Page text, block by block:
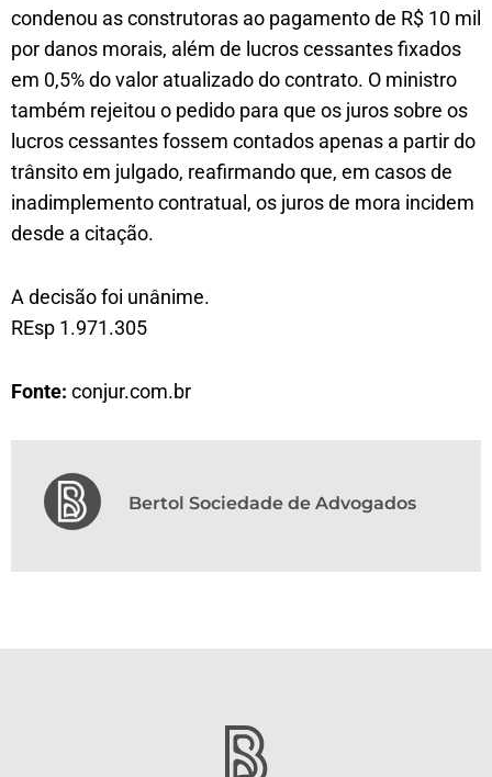
condenou as construtoras ao pagamento de R$ 10 mil
por danos morais, além de lucros cessantes fixados
em 0,5% do valor atualizado do contrato. O ministro
também rejeitou o pedido para que os juros sobre os
lucros cessantes fossem contados apenas a partir do
trânsito em julgado, reafirmando que, em casos de
inadimplemento contratual, os juros de mora incidem
desde a citação.
A decisão foi unânime.
REsp 1.971.305
Fonte: conjur.com.br
Bertol Sociedade de Advogados